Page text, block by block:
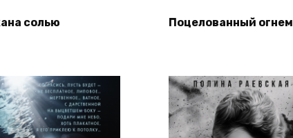
солью Поцелованный огнем